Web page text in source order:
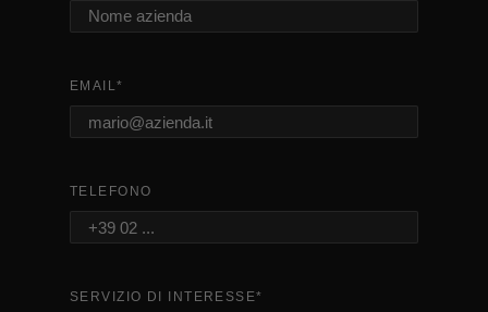
EMAIL*
TELEFONO
SERVIZIO DI INTERESSE*